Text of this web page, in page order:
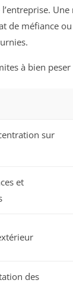
de méfiance
à bien peser
sur
et
des